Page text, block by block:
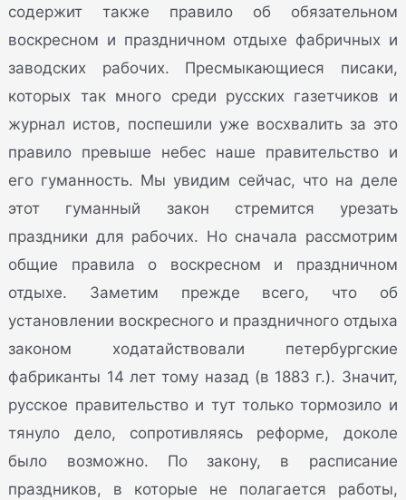
содержит также правило об обязательном
воскресном и праздничном отдыхе фабричных и
заводских рабочих. Пресмыкающиеся писаки,
которых так много среди русских газетчиков и
журнал истов, поспешили уже восхвалить за это
правило превыше небес наше правительство и
его гуманность. Мы увидим сейчас, что на деле
этот гуманный закон стремится урезать
праздники для рабочих. Но сначала рассмотрим
общие правила о воскресном и праздничном
отдыхе. Заметим прежде всего, что об
установлении воскресного и праздничного отдыха
законом ходатайствовали петербургские
фабриканты 14 лет тому назад (в 1883 г.). Значит,
русское правительство и тут только тормозило и
тянуло дело, сопротивляясь реформе, доколе
было возможно. По закону, в расписание
праздников, в которые не полагается работы,